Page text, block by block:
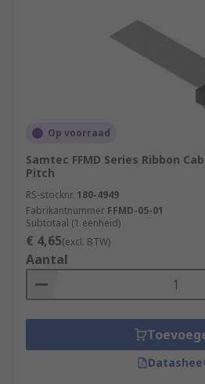
Op voorraad
Samtec FFMD Series Ribbon
Pitch
RS-stocknr. 180-4949
Fabrikantnummer FFMD-05-01
Subtotaal (1 eenheid)
€ 4,65(excl. BTW)
Aantal